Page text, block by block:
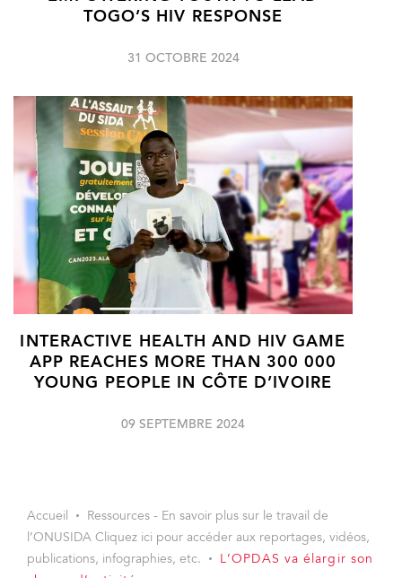
TOGO’S HIV RESPONSE
31 OCTOBRE 2024
INTERACTIVE HEALTH AND HIV GAME
APP REACHES MORE THAN 300 000
YOUNG PEOPLE IN CÔTE D’IVOIRE
09 SEPTEMBRE 2024
Accueil
Ressources - En savoir plus sur le travail de
l’ONUSIDA Cliquez ici pour accéder aux reportages, vidéos,
publications, infographies, etc.
L’OPDAS va élargir son